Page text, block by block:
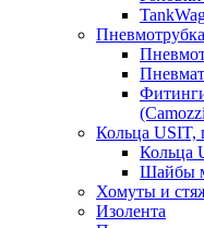
Кольца
Кольца
Шайбы
Хомуты и
Изолента